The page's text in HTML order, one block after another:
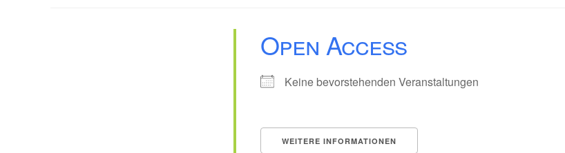
Open Access
Keine bevorstehenden Veranstaltungen
WEITERE INFORMATIONEN